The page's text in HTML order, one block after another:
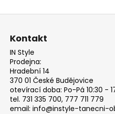
Z
Kontakt
IN Style
Prodejna:
Hradební 14
370 01 České Budějovice
otevírací doba: Po-Pá 10:30 -
tel. 731 335 700, 777 711 779
email: info@instyle-tanecni-